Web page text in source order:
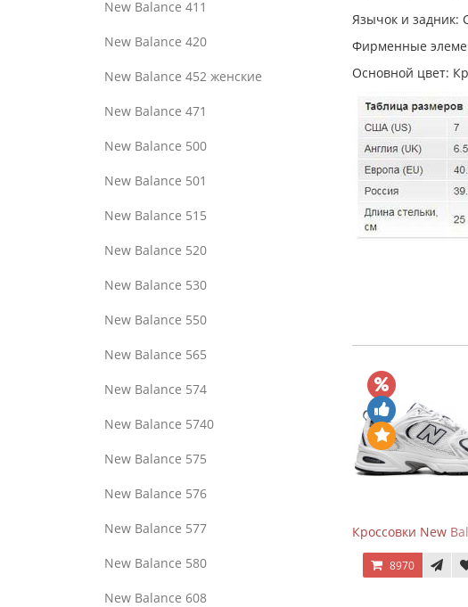
New Balance 411
New Balance 420
New Balance 452 женские
New Balance 471
New Balance 500
New Balance 501
New Balance 515
New Balance 520
New Balance 530
New Balance 550
New Balance 565
New Balance 574
New Balance 5740
New Balance 575
New Balance 576
New Balance 577
New Balance 580
New Balance 608
Язычок и задник:
Фирменные
Основной цвет:
Кроссовки New
8970